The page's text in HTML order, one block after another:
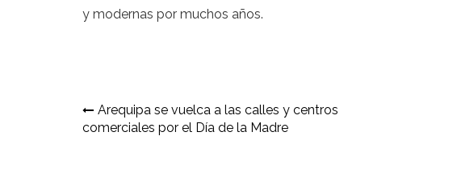
y modernas por muchos años.
Navegación
de
Arequipa se vuelca a las calles y centros
comerciales por el Día de la Madre